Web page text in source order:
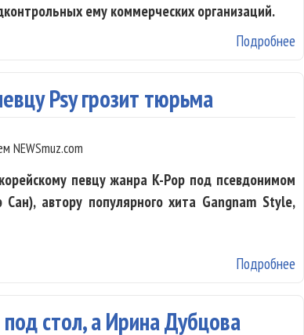
ему коммерческих организаций.
Подробнее
Psy грозит тюрьма
NEWSmuz.com
певцу жанра K-Pop под псевдонимом
автору популярного хита Gangnam Style,
Подробнее
стол, а Ирина Дубцова